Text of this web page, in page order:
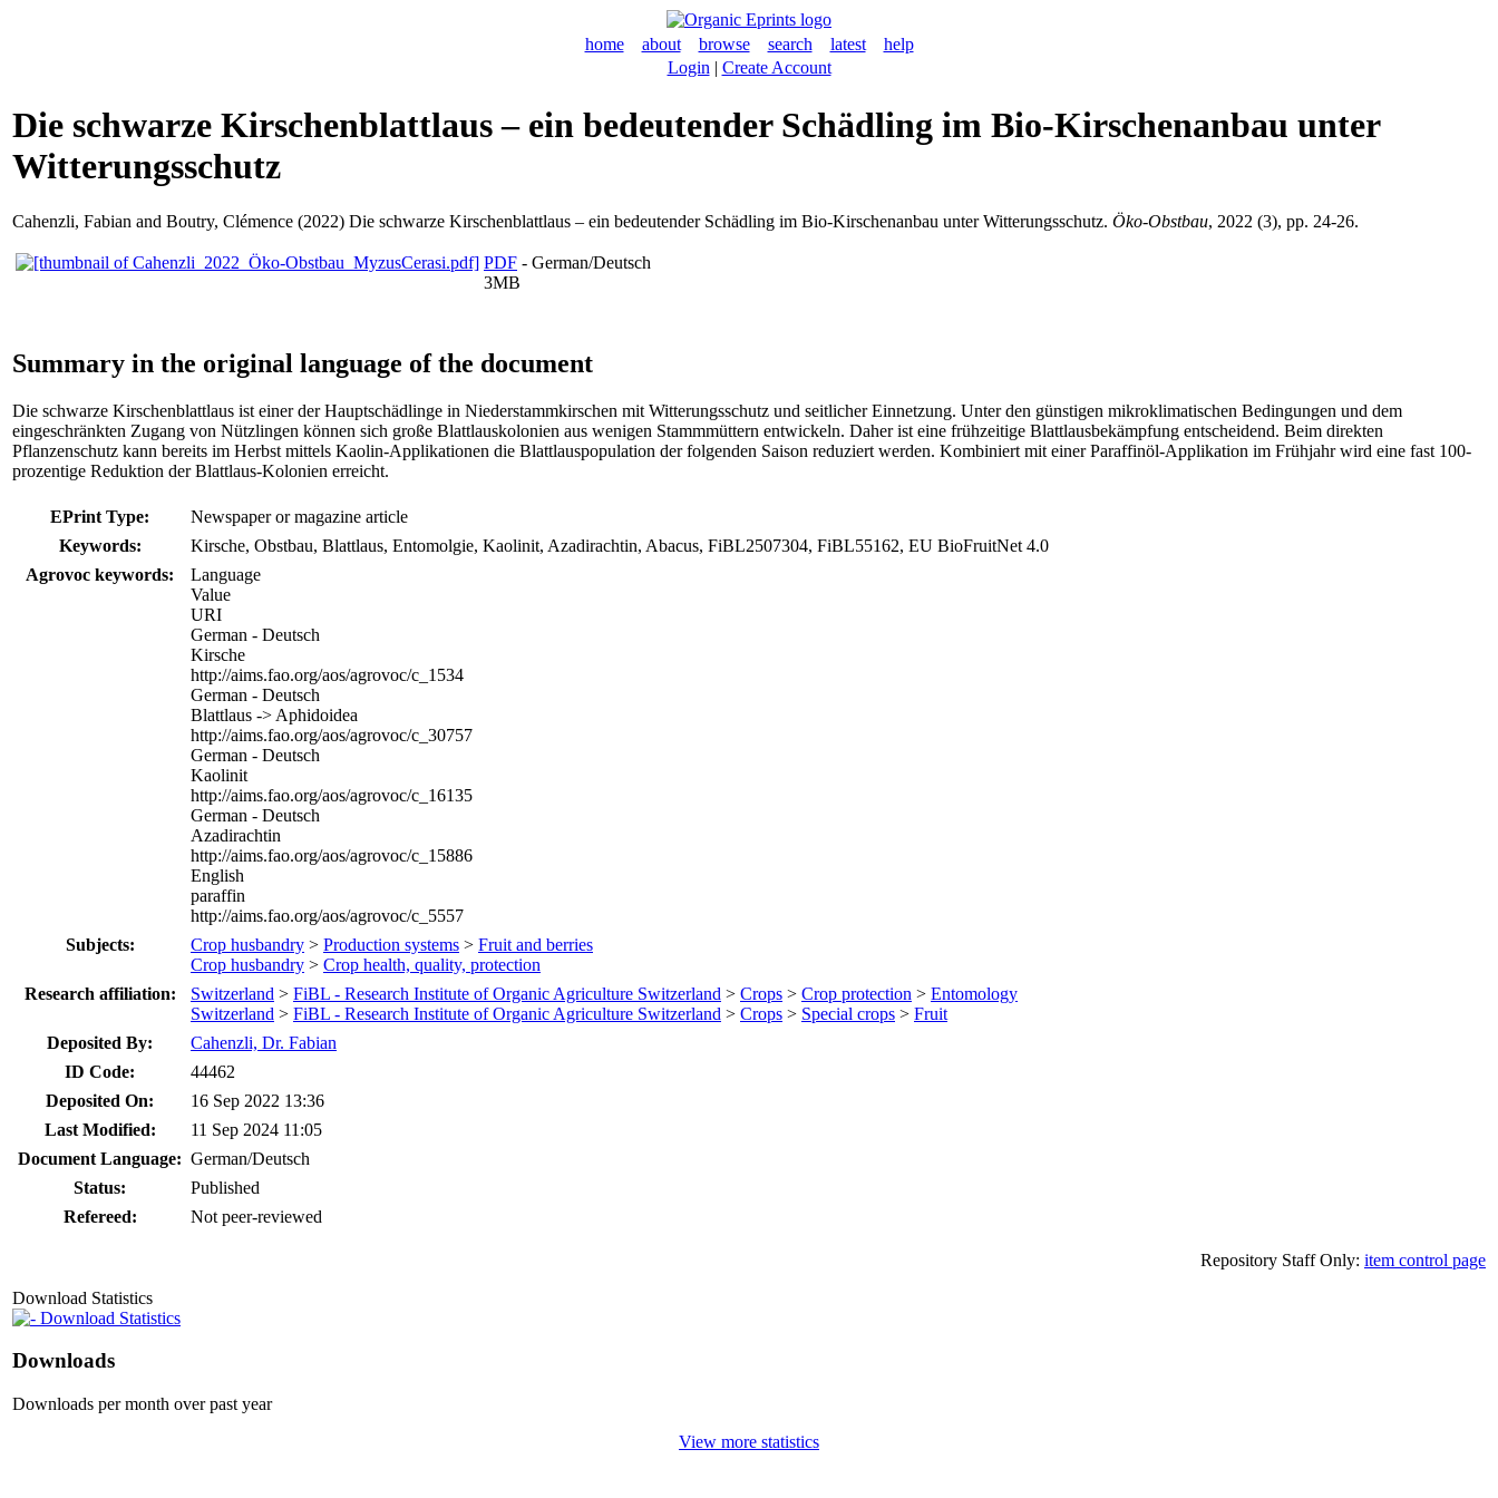
home about browse search latest
help
Login | Create Account
Die schwarze Kirschenblattlaus – ein bedeutender Schädling im Bio-Kirschenanbau unter
Witterungsschutz
Cahenzli, Fabian and Boutry, Clémence (2022) Die schwarze Kirschenblattlaus – ein bedeutender Schädling im Bio-Kirschenanbau unter Witterungsschutz. Öko-Obstbau, 2022 (3), pp. 24-26.
PDF - German/Deutsch
3MB
Summary in the original language of the document
Die schwarze Kirschenblattlaus ist einer der Hauptschädlinge in Niederstammkirschen mit Witterungsschutz und seitlicher Einnetzung. Unter den günstigen mikroklimatischen Bedingungen und dem
eingeschränkten Zugang von Nützlingen können sich große Blattlauskolonien aus wenigen Stammmüttern entwickeln. Daher ist eine frühzeitige Blattlausbekämpfung entscheidend. Beim direkten
Pflanzenschutz kann bereits im Herbst mittels Kaolin-Applikationen die Blattlauspopulation der folgenden Saison reduziert werden. Kombiniert mit einer Paraffinöl-Applikation im Frühjahr wird eine fast 100-
prozentige Reduktion der Blattlaus-Kolonien erreicht.
EPrint Type:
Newspaper or magazine article
Keywords:
Kirsche, Obstbau, Blattlaus, Entomolgie, Kaolinit, Azadirachtin, Abacus, FiBL2507304, FiBL55162, EU BioFruitNet 4.0
Agrovoc keywords:
Language
Value
URI
German - Deutsch
Kirsche
http://aims.fao.org/aos/agrovoc/c_1534
German - Deutsch
Blattlaus -> Aphidoidea
http://aims.fao.org/aos/agrovoc/c_30757
German - Deutsch
Kaolinit
http://aims.fao.org/aos/agrovoc/c_16135
German - Deutsch
Azadirachtin
http://aims.fao.org/aos/agrovoc/c_15886
English
paraffin
http://aims.fao.org/aos/agrovoc/c_5557
Subjects:
Crop husbandry > Production systems > Fruit and berries
Crop husbandry > Crop health, quality, protection
Research affiliation:
Switzerland > FiBL - Research Institute of Organic Agriculture Switzerland > Crops > Crop protection > Entomology
Switzerland > FiBL - Research Institute of Organic Agriculture Switzerland > Crops > Special crops > Fruit
Deposited By:
Cahenzli, Dr. Fabian
ID Code:
44462
Deposited On:
16 Sep 2022 13:36
Last Modified:
11 Sep 2024 11:05
Document Language: German/Deutsch
Status:
Published
Refereed:
Not peer-reviewed
Repository Staff Only: item control page
Download Statistics
Download Statistics
Downloads
Downloads per month over past year
View more statistics